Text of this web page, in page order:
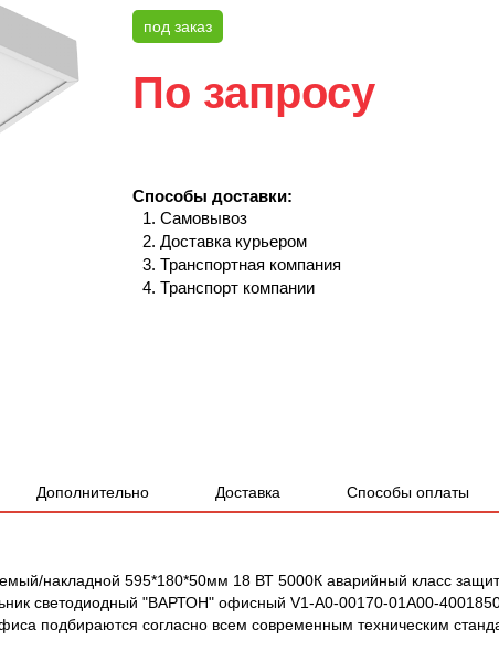
под заказ
По запросу
Способы доставки:
Самовывоз
Доставка курьером
Транспортная компания
Транспорт компании
Дополнительно Доставка Способы оплаты
накладной 595*180*50мм 18 ВТ 5000К аварийный класс
светодиодный "ВАРТОН" офисный V1-A0-00170-01A00-4001850
подбираются согласно всем современным техническим